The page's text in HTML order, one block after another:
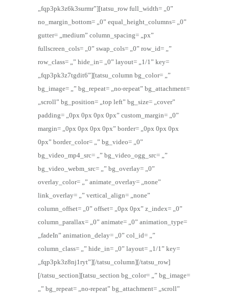
„fqp3pk3z6k3surmr”][tatsu_row full_width= „0”
no_margin_bottom= „0” equal_height_columns= „0”
gutter= „medium” column_spacing= „px”
fullscreen_cols= „0” swap_cols= „0” row_id= „”
row_class= „” hide_in= „0” layout= „1/1” key=
„fqp3pk3z7tgdit6”][tatsu_column bg_color= „”
bg_image= „” bg_repeat= „no-repeat” bg_attachment=
„scroll” bg_position= „top left” bg_size= „cover”
padding= „0px 0px 0px 0px” custom_margin= „0”
margin= „0px 0px 0px 0px” border= „0px 0px 0px
0px” border_color= „” bg_video= „0”
bg_video_mp4_src= „” bg_video_ogg_src= „”
bg_video_webm_src= „” bg_overlay= „0”
overlay_color= „” animate_overlay= „none”
link_overlay= „” vertical_align= „none”
column_offset= „0” offset= „0px 0px” z_index= „0”
column_parallax= „0” animate= „0” animation_type=
„fadeIn” animation_delay= „0” col_id= „”
column_class= „” hide_in= „0” layout= „1/1” key=
„fqp3pk3z8nj1ryt”][/tatsu_column][/tatsu_row]
[/tatsu_section][tatsu_section bg_color= „” bg_image=
„” bg_repeat= „no-repeat” bg_attachment= „scroll”